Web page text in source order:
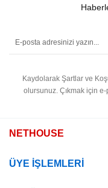
Kaydolarak Şartlar ve
olursunuz. Çıkmak için e-
NETHOUSE
ÜYE İŞLEMLERİ